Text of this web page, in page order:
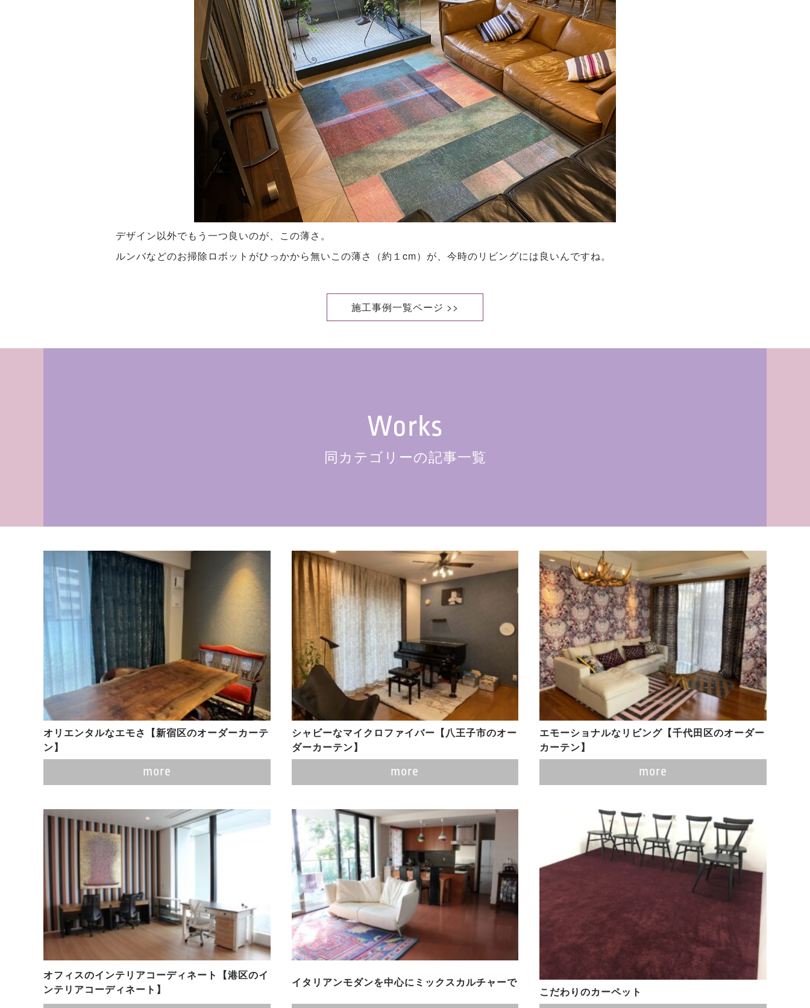
デザイン以外でもう一つ良いのが、この薄さ。
ルンバなどのお掃除ロボットがひっかから無いこの薄さ（約１cm）が、今時のリビングには良いんですね。
施工事例一覧ページ >>
Works
同カテゴリーの記事一覧
オリエンタルなエモさ【新宿区のオーダーカーテ
ン】
more
シャビーなマイクロファイバー【八王子市のオー
ダーカーテン】
more
エモーショナルなリビング【千代田区のオーダー
カーテン】
more
オフィスのインテリアコーディネート【港区のイ
ンテリアコーディネート】
イタリアンモダンを中心にミックスカルチャーで
こだわりのカーペット